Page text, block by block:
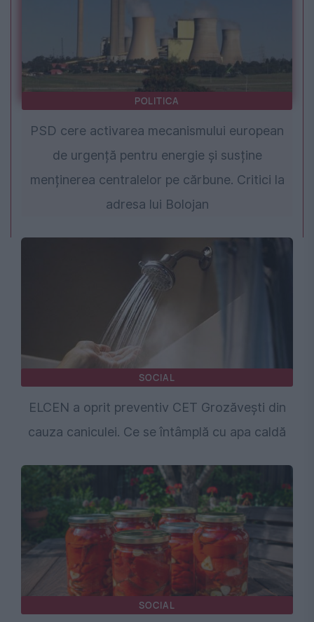
POLITICA
PSD cere activarea mecanismului european
de urgență pentru energie și susține
menținerea centralelor pe cărbune. Critici la
adresa lui Bolojan
SOCIAL
ELCEN a oprit preventiv CET Grozăveşti din
cauza caniculei. Ce se întâmplă cu apa caldă
SOCIAL